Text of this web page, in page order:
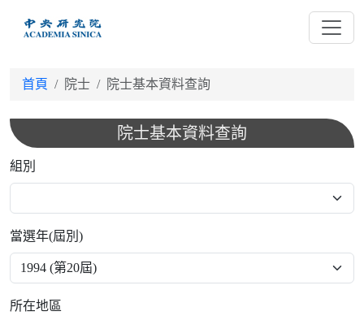
首頁 院士 院士基本資料查詢
院士基本資料查詢
組別
當選年(屆別)
所在地區